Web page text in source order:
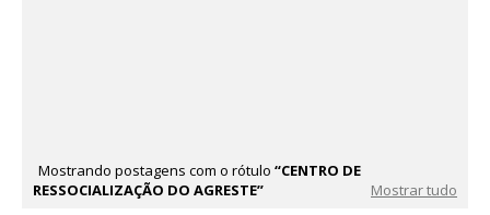
Mostrando postagens com o rótulo
CENTRO DE
RESSOCIALIZAÇÃO DO AGRESTE
Mostrar tudo